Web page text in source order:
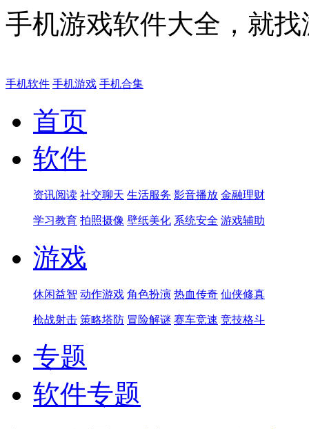
手机游戏软件大全，就
手机软件 手机游戏 手机合集
首页
软件
资讯阅读 社交聊天 生活服务 影音播放 金融理财
学习教育 拍照摄像 壁纸美化 系统安全 游戏辅助
游戏
休闲益智 动作游戏 角色扮演 热血传奇 仙侠修真
枪战射击 策略塔防 冒险解谜 赛车竞速 竞技格斗
专题
软件专题